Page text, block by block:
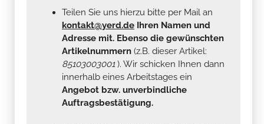
Teilen Sie uns hierzu bitte per Mail an
kontakt@yerd.de Ihren Namen und
Adresse mit. Ebenso die gewünschten
Artikelnummern (z.B. dieser Artikel:
85103003001). Wir schicken Ihnen dann
innerhalb eines Arbeitstages ein
Angebot bzw. unverbindliche
Auftragsbestätigung.